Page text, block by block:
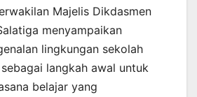
Majelis Dikdasmen
menyampaikan
lingkungan sekolah
langkah awal untuk
belajar yang